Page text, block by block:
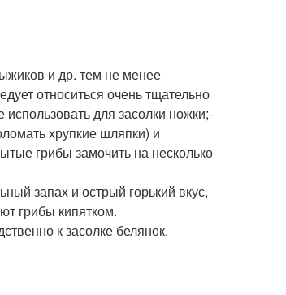
и др. тем не менее
относиться очень тщательно
для засолки ножки;-
хрупкие шляпки) и
грибы замочить на несколько
запах и острый горький вкус,
грибы кипятком.
к засолке белянок.